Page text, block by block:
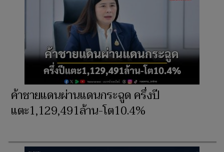
ค้าชายแดนผ่านแดนกระฉูด ครึ่งปี
แตะ1,129,491ล้าน-โต10.4%